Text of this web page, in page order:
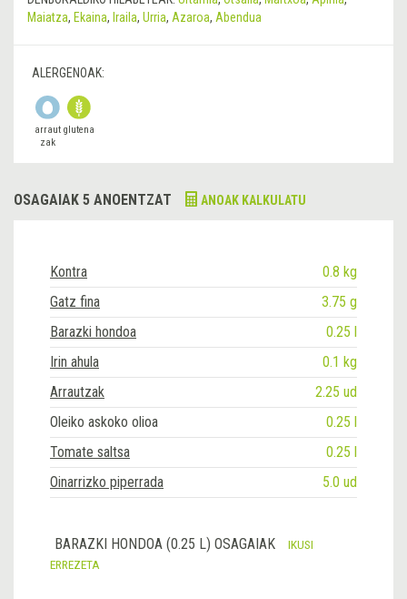
Maiatza, Ekaina, Iraila, Urria, Azaroa, Abendua
ALERGENOAK:
arraut
zak
glutena
OSAGAIAK 5 ANOENTZAT ANOAK KALKULATU
Kontra
0.8 kg
Gatz fina
3.75 g
Barazki hondoa
0.25 l
Irin ahula
0.1 kg
Arrautzak
2.25 ud
Oleiko askoko olioa
0.25 l
Tomate saltsa
0.25 l
Oinarrizko piperrada
5.0 ud
BARAZKI HONDOA (0.25 L) OSAGAIAK
IKUSI
ERREZETA